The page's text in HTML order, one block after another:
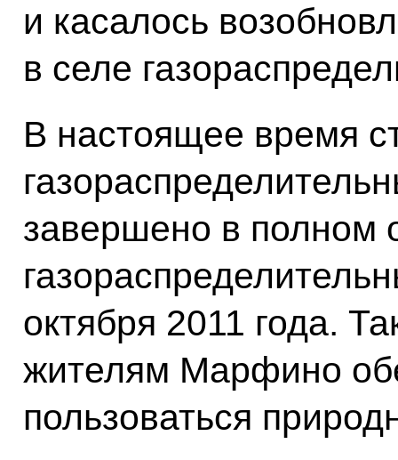
и касалось
в селе
В настоящее время
завершено в полном
октября 2011 года.
жителям Марфино
пользоваться